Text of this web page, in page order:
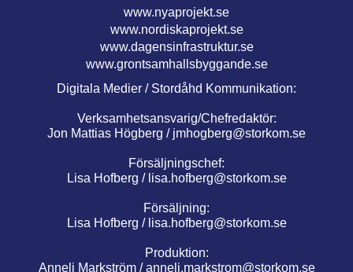
www.nyaprojekt.se
www.nordiskaprojekt.se
www.dagensinfrastruktur.se
www.grontsamhallsbyggande.se
Digitala Medier / Stordåhd Kommunikation:
Verksamhetsansvarig/Chefredaktör:
Jon Mattias Högberg / jmhogberg@storkom.se
Försäljningschef:
Lisa Hofberg / lisa.hofberg@storkom.se
Försäljning:
Lisa Hofberg / lisa.hofberg@storkom.se
Produktion:
Anneli Markström /anneli.markstrom@storkom.se